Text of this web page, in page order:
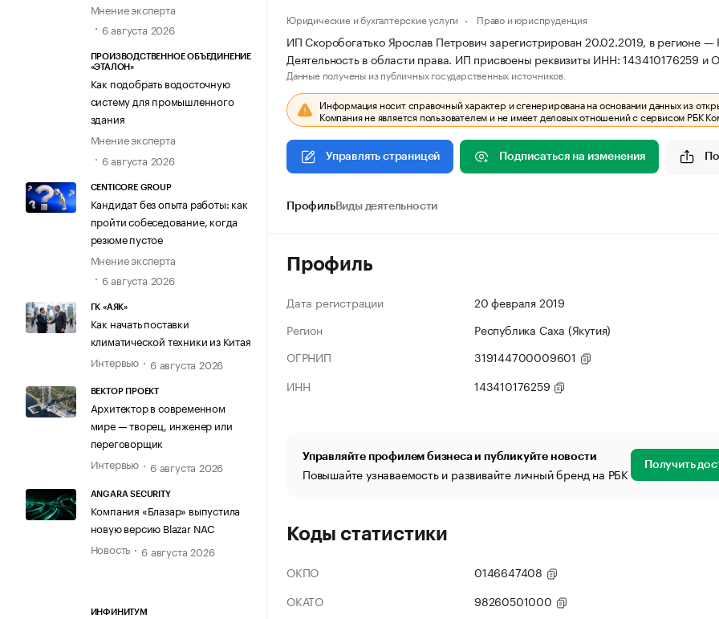
Мнение эксперта
6 августа 2026
ПРОИЗВОДСТВЕННОЕ ОБЪЕДИНЕНИЕ
«ЭТАЛОН»
Как подобрать водосточную
систему для промышленного
здания
Мнение эксперта
6 августа 2026
CENTICORE GROUP
Кандидат без опыта работы: как
пройти собеседование, когда
резюме пустое
Мнение эксперта
6 августа 2026
ГК «АЯК»
Как начать поставки
климатической техники из Китая
Интервью
6 августа 2026
ВЕКТОР ПРОЕКТ
Архитектор в современном
мире — творец, инженер или
переговорщик
Интервью
6 августа 2026
ANGARA SECURITY
Компания «Блазар» выпустила
новую версию Blazar NAC
Новость
6 августа 2026
ИНФИНИТУМ
Юридические и бухгалтерские услуги Право и юриспруденция
ИП Скоробогатько Ярослав Петрович зарегистрирован 20.02.2019, в регионе
Деятельность в области права. ИП присвоены реквизиты ИНН: 143410176259
Данные получены из публичных государственных источников.
Информация носит справочный характер и сгенерирована на основании данных из
Компания не является пользователем и не имеет деловых отношений с сервисом РБК
Управлять страницей Подписаться на изменения
ПрофильВиды деятельности
Профиль
Дата регистрации
20 февраля 2019
Регион
Республика Саха (Якутия)
ОГРНИП
319144700009601
ИНН
143410176259
Управляйте профилем бизнеса и публикуйте новости
Повышайте узнаваемость и развивайте личный бренд на РБК Получить
Коды статистики
ОКПО
0146647408
ОКАТО
98260501000